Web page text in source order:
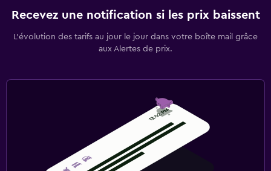
Recevez une notification si les prix baissent
L’évolution des tarifs au jour le jour dans votre boîte mail grâce
aux Alertes de prix.